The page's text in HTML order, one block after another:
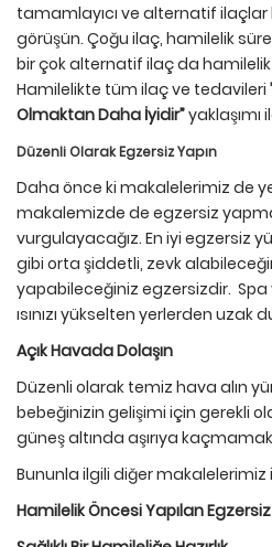
tamamlayıcı ve alternatif
görüşün. Çoğu ilaç, hamilelik
bir çok alternatif ilaç da
Hamilelikte tüm ilaç ve tedavileri
Olmaktan Daha İyidir”yaklaşımı
Düzenli Olarak Egzersiz Yapın
Daha önce ki makalelerimiz de
makalemizde de egzersiz
vurgulayacağız. En iyi egzersiz
gibi orta şiddetli, zevk
yapabileceğiniz egzersizdir.
ısınızı yükselten yerlerden uzak
Açık Havada Dolaşın
Düzenli olarak temiz hava alın
bebeğinizin gelişimi için gerekli
güneş altında aşırıya
Bununla ilgili diğer makalelerimiz
Hamilelik Öncesi Yapılan